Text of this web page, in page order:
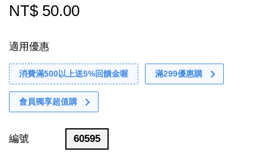
NT$ 50.00
適用優惠
消費滿500以上送5%回饋金喔 滿299優惠購
會員獨享超值購
編號 60595